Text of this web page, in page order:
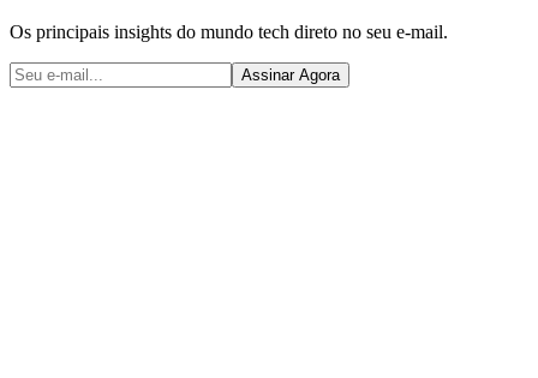
Os principais insights do mundo tech direto no seu e-mail.
Assinar Agora